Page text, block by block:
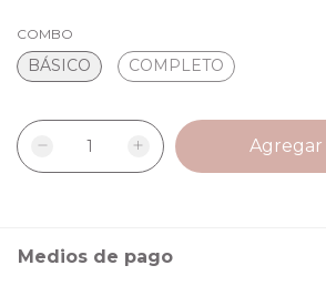
COMBO
BÁSICO COMPLETO
Medios de pago